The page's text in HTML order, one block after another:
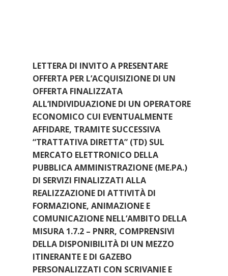
LETTERA DI INVITO A PRESENTARE
OFFERTA PER L’ACQUISIZIONE DI UN
OFFERTA FINALIZZATA
ALL’INDIVIDUAZIONE DI UN OPERATORE
ECONOMICO CUI EVENTUALMENTE
AFFIDARE, TRAMITE SUCCESSIVA
“TRATTATIVA DIRETTA” (TD) SUL
MERCATO ELETTRONICO DELLA
PUBBLICA AMMINISTRAZIONE (ME.PA.)
DI SERVIZI FINALIZZATI ALLA
REALIZZAZIONE DI ATTIVITÀ DI
FORMAZIONE, ANIMAZIONE E
COMUNICAZIONE NELL’AMBITO DELLA
MISURA 1.7.2 – PNRR, COMPRENSIVI
DELLA DISPONIBILITÀ DI UN MEZZO
ITINERANTE E DI GAZEBO
PERSONALIZZATI CON SCRIVANIE E